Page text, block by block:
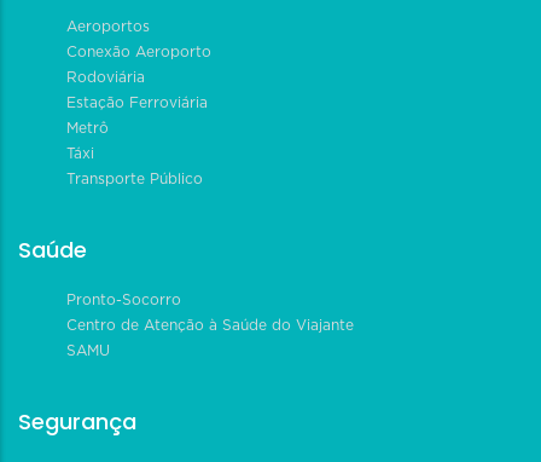
Aeroportos
Conexão Aeroporto
Rodoviária
Estação Ferroviária
Metrô
Táxi
Transporte Público
Saúde
Pronto-Socorro
Centro de Atenção à Saúde do Viajante
SAMU
Segurança